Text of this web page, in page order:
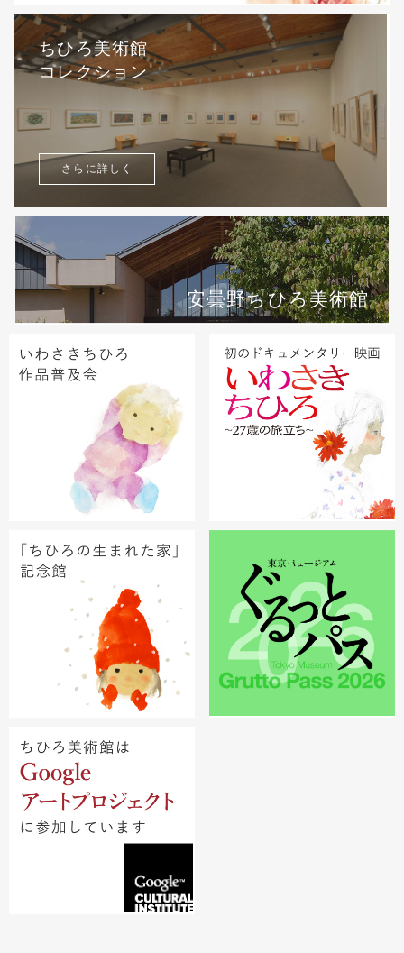
ちひろ美術館
コレクション
さらに詳しく
安曇野ちひろ美術館